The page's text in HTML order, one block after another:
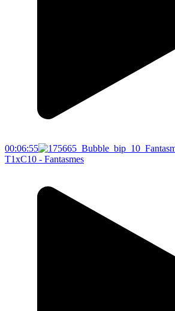
00:06:55
T1xC10 - Fantasmes